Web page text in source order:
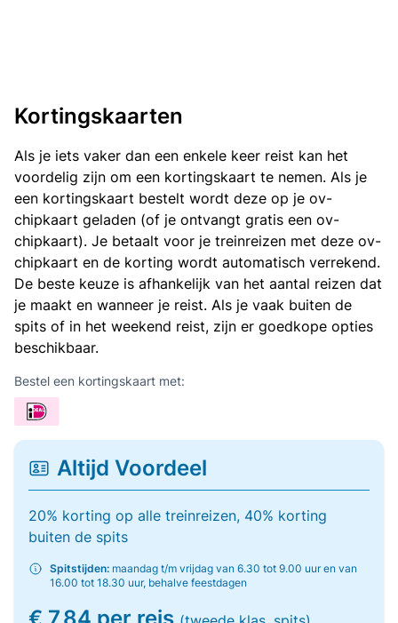
Kortingskaarten
Als je iets vaker dan een enkele keer reist kan het
voordelig zijn om een kortingskaart te nemen. Als je
een kortingskaart bestelt wordt deze op je ov-
chipkaart geladen (of je ontvangt gratis een ov-
chipkaart). Je betaalt voor je treinreizen met deze ov-
chipkaart en de korting wordt automatisch verrekend.
De beste keuze is afhankelijk van het aantal reizen dat
je maakt en wanneer je reist. Als je vaak buiten de
spits of in het weekend reist, zijn er goedkope opties
beschikbaar.
Bestel een kortingskaart met:
Altijd Voordeel
20% korting op alle treinreizen, 40% korting
buiten de spits
Spitstijden: maandag t/m vrijdag van 6.30 tot 9.00 uur en van
16.00 tot 18.30 uur, behalve feestdagen